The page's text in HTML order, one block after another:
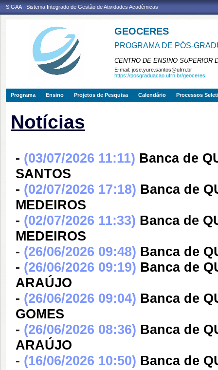
SIGAA - Sistema Integrado de Gestão de Atividades Acadêmicas
GEOCERES
PROGRAMA DE PÓS-
CENTRO DE ENSINO SUPERIOR
E-mail: jose.yure.santos@ufrn.br
https://posgraduacao.ufrn.br/geoceres
Programa Ensino Projetos de Pesquisa Calendário Processos
Notícias
- (03/07/2026 11:11) Banca de
SANTOS
- (02/07/2026 17:18) Banca de
MEDEIROS
- (02/07/2026 11:33) Banca de
MEDEIROS
- (26/06/2026 09:48) Banca de
- (26/06/2026 09:19) Banca de
ARAÚJO
- (26/06/2026 09:04) Banca de
GOMES
- (26/06/2026 08:36) Banca de
ARAÚJO
- (16/06/2026 10:50) Banca de